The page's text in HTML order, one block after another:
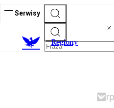
Serwisy
Regiony